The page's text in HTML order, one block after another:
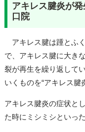
アキレス腱炎が発
口院
アキレス腱は踵とふ
で、アキレス腱に大き
裂が再生を繰り返して
いくものを“アキレス腱
アキレス腱炎の症状と
た時にミシミシといっ